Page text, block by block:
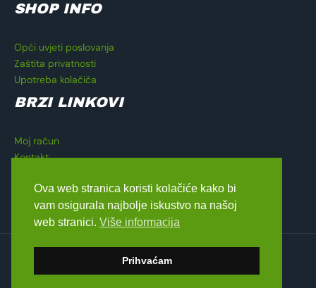
SHOP INFO
Opći uvjeti poslovanja
Zaštita privatnosti
Upotreba kolačića
BRZI LINKOVI
Moj račun
Kontakt
Blagajna
Copyright © 2026 Lavado Moto Shop
dizajn byMedialive
Ova web stranica koristi kolačiće kako bi
vam osigurala najbolje iskustvo na našoj
web stranici. Više informacija
Prihvaćam